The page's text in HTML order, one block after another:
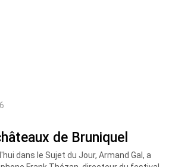
de Bruniquel
dans le Sujet du Jour, Armand Gal, a